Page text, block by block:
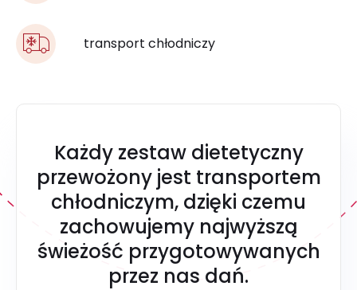
transport chłodniczy
Każdy zestaw dietetyczny
przewożony jest transportem
chłodniczym, dzięki czemu
zachowujemy najwyższą
świeżość przygotowywanych
przez nas dań.